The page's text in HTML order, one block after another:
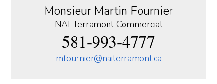
Monsieur Martin Fournier
NAI Terramont Commercial
581-993-4777
mfournier@naiterramont.ca